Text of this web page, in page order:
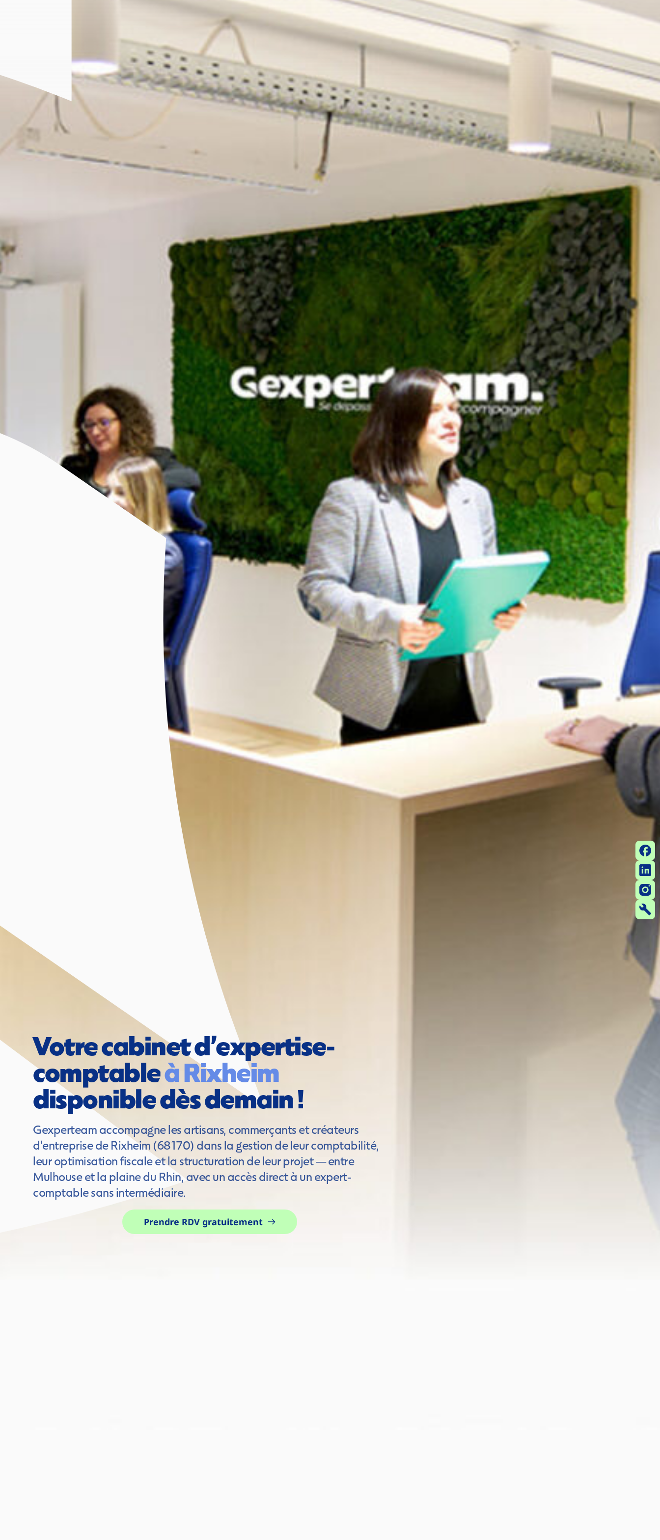
Votre cabinet d’expertise-
comptable
disponible dès demain !
Gexperteam accompagne les artisans, commerçants et créateurs
d'entreprise de Rixheim (68170) dans la gestion de leur comptabilité,
leur optimisation fiscale et la structuration de leur projet — entre
Mulhouse et la plaine du Rhin, avec un accès direct à un expert-
comptable sans intermédiaire.
Prendre RDV gratuitement